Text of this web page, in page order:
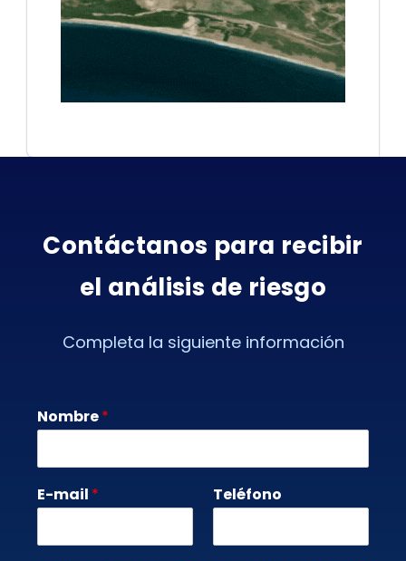
Contáctanos para recibir
el análisis de riesgo
Completa la siguiente información
Nombre*
E-mail * Teléfono